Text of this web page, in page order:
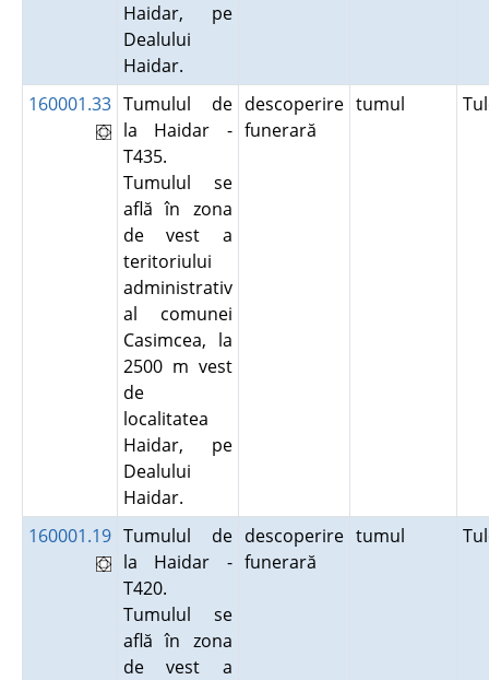
Haidar, pe
Dealului
Haidar.
160001.33 Tumulul de
la Haidar -
T435.
Tumulul se
află în zona
de vest a
teritoriului
administrativ
al comunei
Casimcea, la
2500 m vest
de
localitatea
Haidar, pe
Dealului
Haidar.
descoperire
funerară
tumul
160001.19 Tumulul de
la Haidar -
T420.
Tumulul se
află în zona
de vest a
descoperire
funerară
tumul